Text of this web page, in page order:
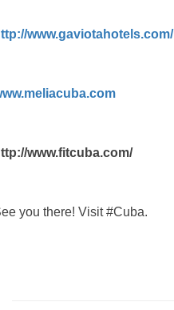
www.gaviotahotels.com/
www.fitcuba.com/
you there! Visit‪ #‎Cuba.